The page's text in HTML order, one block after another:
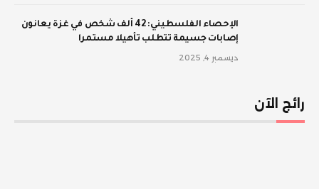
الإحصاء الفلسطيني: 42 ألف شخص في غزة يعانون
إصابات جسيمة تتطلب تأهيلا مستمرا
ديسمبر 4, 2025
رائج الآن